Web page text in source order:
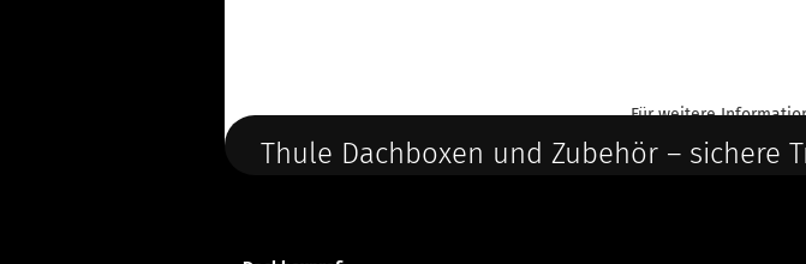
Für weitere
Thule Dachboxen und Zubehör – sichere